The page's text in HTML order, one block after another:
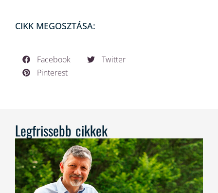
CIKK MEGOSZTÁSA:
Facebook
Twitter
Pinterest
Legfrissebb cikkek